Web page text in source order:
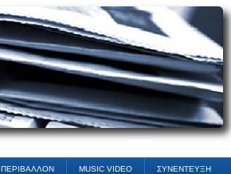
ΠΕΡΙΒΑΛΛΟΝ MUSIC VIDEO ΣΥΝΕΝΤΕΥΞΗ